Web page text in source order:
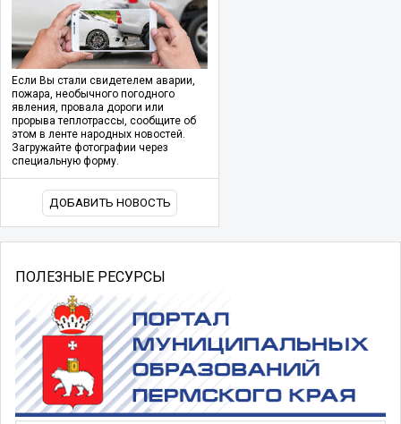
Если Вы стали свидетелем аварии,
пожара, необычного погодного
явления, провала дороги или
прорыва теплотрассы, сообщите об
этом в ленте народных новостей.
Загружайте фотографии через
специальную форму.
ДОБАВИТЬ НОВОСТЬ
ПОЛЕЗНЫЕ РЕСУРСЫ